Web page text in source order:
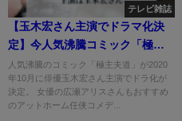
テレビ雑誌
【玉木宏さん主演でドラマ化決
定】今人気沸騰コミック「極主
夫道」
人気沸騰のコミック「極主夫道」が2020
年10月に俳優玉木宏さん主演でドラ化が
決定。 女優の広瀬アリスさんもおすすめ
のアットホーム任侠コメデ...